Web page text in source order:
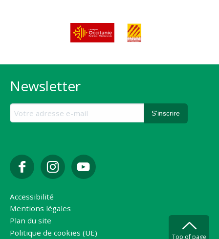
Newsletter
Accessibilité
Mentions légales
Plan du site
Politique de cookies (UE)
Top of page